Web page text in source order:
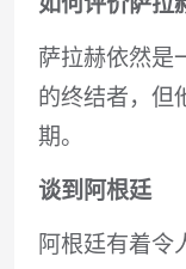
萨拉赫依然是
的终结者，但
期。
谈到阿根廷
阿根廷有着令